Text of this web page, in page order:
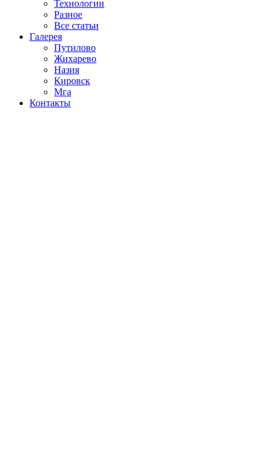
Технологии
Разное
Все статьи
Галерея
Путилово
Жихарево
Назия
Кировск
Мга
Контакты